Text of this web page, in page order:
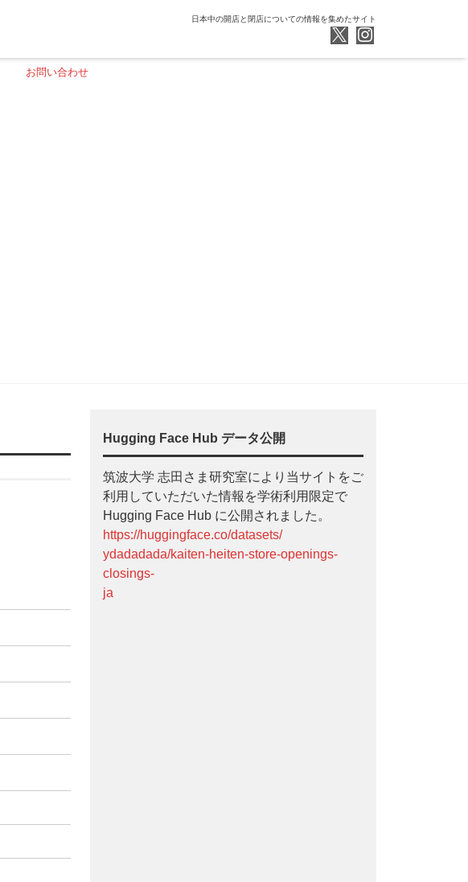
日本中の開店と閉店についての情報を集めたサイト
お問い合わせ
Hugging Face Hub データ公開
筑波大学 志田さま研究室により当サイトをご
利用していただいた情報を学術利用限定で
Hugging Face Hub に公開されました。
https://huggingface.co/datasets/
ydadadada/kaiten-heiten-store-openings-
closings-
ja